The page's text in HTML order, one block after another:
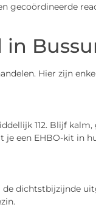
gecoördineerde
in
Hier zijn
112. Blijf kalm,
een EHBO-kit in
dichtstbijzijnde